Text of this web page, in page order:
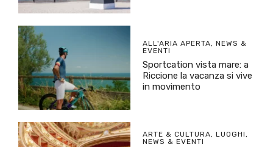
ALL'ARIA APERTA, NEWS &
EVENTI
Sportcation vista mare: a
Riccione la vacanza si vive
in movimento
ARTE & CULTURA, LUOGHI,
NEWS & EVENTI